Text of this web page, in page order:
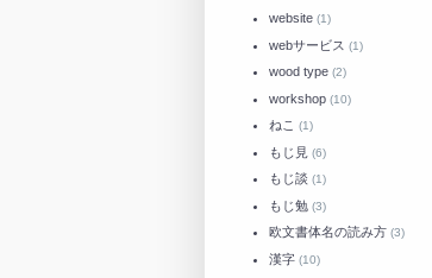
website (1)
webサービス (1)
wood type (2)
workshop (10)
ねこ (1)
もじ見 (6)
もじ談 (1)
もじ勉 (3)
欧文書体名の読み方 (3)
漢字 (10)